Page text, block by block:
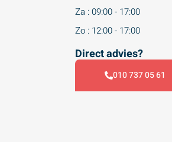
Za : 09:00 - 17:00
Zo : 12:00 - 17:00
Direct advies?
010 737 05 61